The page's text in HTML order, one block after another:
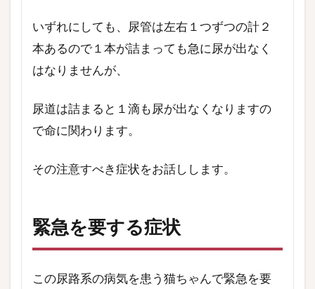
いずれにしても、尿管は左右１つずつの計２
本あるので１本が詰まっても急に尿が出なく
はなりませんが、
尿道は詰まると１滴も尿が出なくなりますの
で命に関わります。
その注意すべき症状をお話しします。
緊急を要する症状
この尿路系の病気を患う猫ちゃんで緊急を要